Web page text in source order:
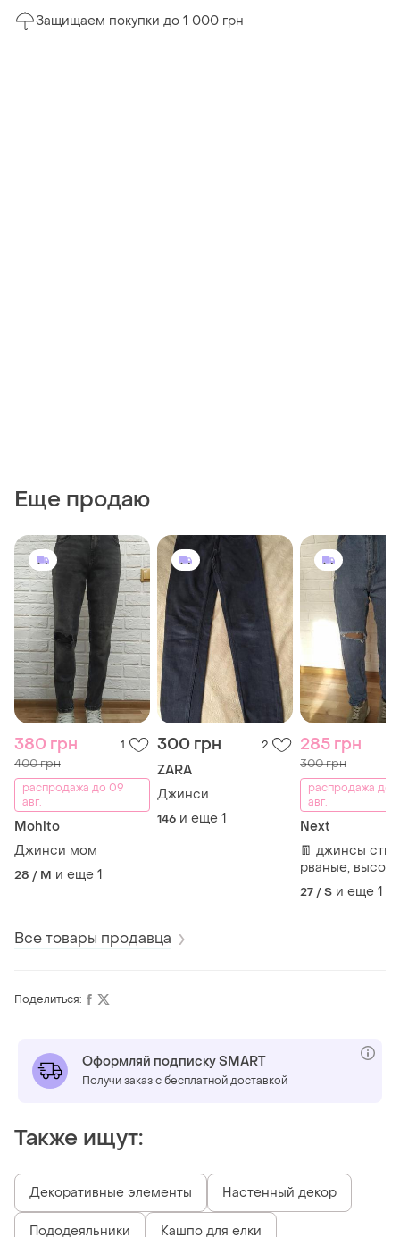
Защищаем покупки до 1 000 грн
Еще продаю
380 грн 1
400 грн
распродажа до 09
авг.
Mohito
Джинси мом
28 / M и еще 1
300 грн 2
ZARA
Джинси
146 и еще 1
285 грн
300 грн
распродажа до
авг.
Next
👖 джинсы
рваные,
посадка.
27 / S и еще 1
Все товары продавца
Поделиться:
Оформляй подписку SMART
Получи заказ с бесплатной доставкой
Также ищут:
Декоративные элементы Настенный декор
Пододеяльники Кашпо для елки